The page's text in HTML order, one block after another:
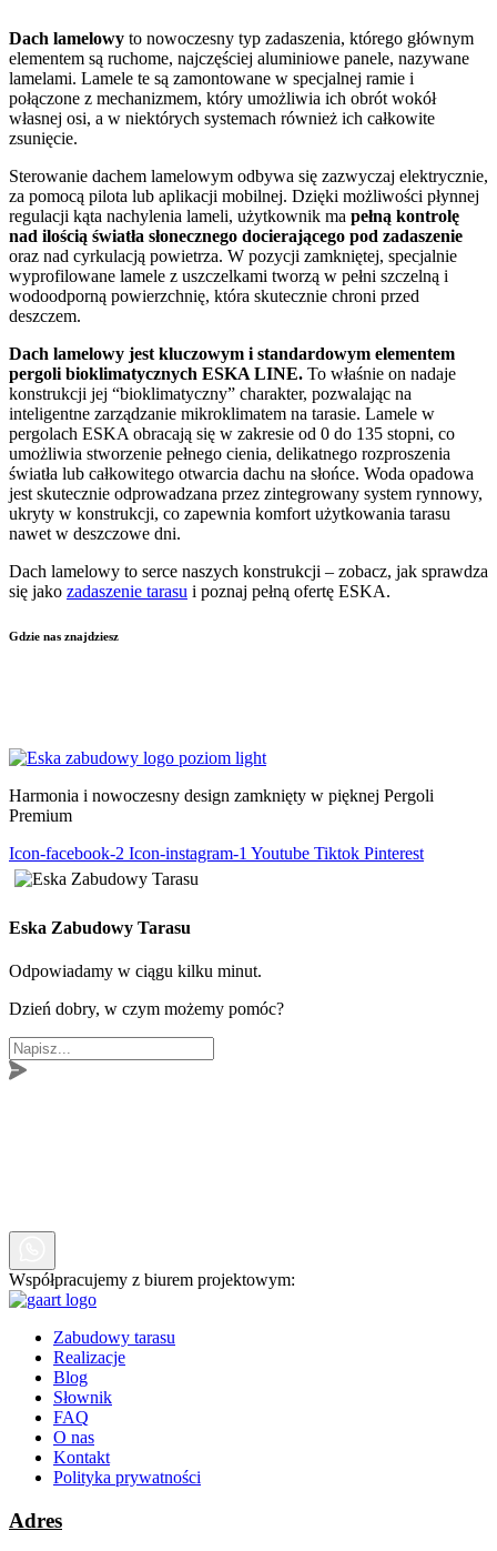
Dach lamelowy to nowoczesny typ zadaszenia, którego głównym
elementem są ruchome, najczęściej aluminiowe panele, nazywane
lamelami. Lamele te są zamontowane w specjalnej ramie i
połączone z mechanizmem, który umożliwia ich obrót wokół
własnej osi, a w niektórych systemach również ich całkowite
zsunięcie.
Sterowanie dachem lamelowym odbywa się zazwyczaj elektrycznie,
za pomocą pilota lub aplikacji mobilnej. Dzięki możliwości płynnej
regulacji kąta nachylenia lameli, użytkownik ma pełną kontrolę
nad ilością światła słonecznego docierającego pod zadaszenie
oraz nad cyrkulacją powietrza. W pozycji zamkniętej, specjalnie
wyprofilowane lamele z uszczelkami tworzą w pełni szczelną i
wodoodporną powierzchnię, która skutecznie chroni przed
deszczem.
Dach lamelowy jest kluczowym i standardowym elementem
pergoli bioklimatycznych ESKA LINE. To właśnie on nadaje
konstrukcji jej “bioklimatyczny” charakter, pozwalając na
inteligentne zarządzanie mikroklimatem na tarasie. Lamele w
pergolach ESKA obracają się w zakresie od 0 do 135 stopni, co
umożliwia stworzenie pełnego cienia, delikatnego rozproszenia
światła lub całkowitego otwarcia dachu na słońce. Woda opadowa
jest skutecznie odprowadzana przez zintegrowany system rynnowy,
ukryty w konstrukcji, co zapewnia komfort użytkowania tarasu
nawet w deszczowe dni.
Dach lamelowy to serce naszych konstrukcji – zobacz, jak sprawdza
się jako zadaszenie tarasu i poznaj pełną ofertę ESKA.
Gdzie nas znajdziesz
Harmonia i nowoczesny design zamknięty w pięknej Pergoli
Premium
Icon-facebook-2 Icon-instagram-1 Youtube Tiktok Pinterest
Eska Zabudowy Tarasu
Odpowiadamy w ciągu kilku minut.
Dzień dobry, w czym możemy pomóc?
Współpracujemy z biurem projektowym:
Zabudowy tarasu
Realizacje
Blog
Słownik
FAQ
O nas
Kontakt
Polityka prywatności
Adres